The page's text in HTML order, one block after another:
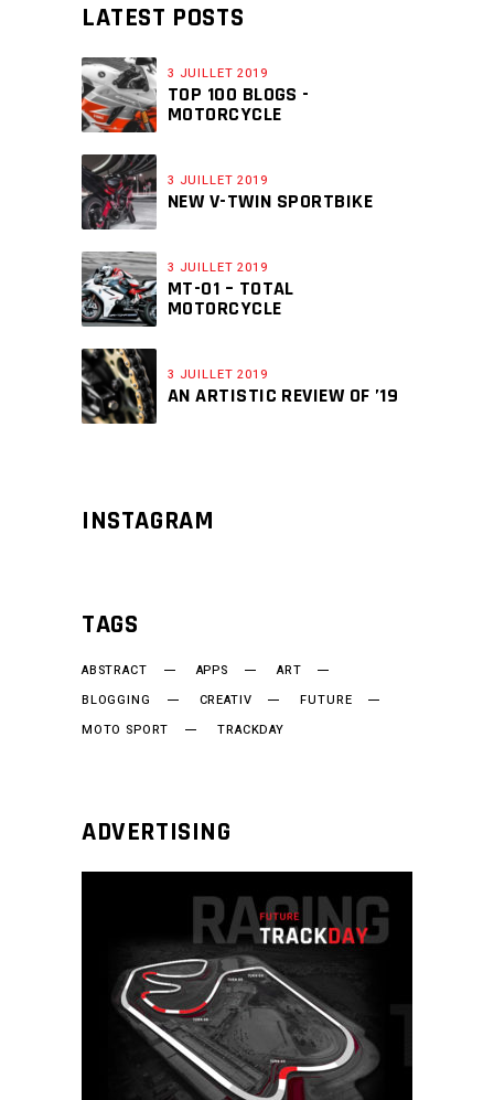
LATEST POSTS
3 JUILLET 2019
TOP 100 BLOGS -
MOTORCYCLE
3 JUILLET 2019
NEW V-TWIN SPORTBIKE
3 JUILLET 2019
MT-01 – TOTAL
MOTORCYCLE
3 JUILLET 2019
AN ARTISTIC REVIEW OF ’19
INSTAGRAM
TAGS
ABSTRACT APPS
ART
BLOGGING
CREATIV
FUTURE
MOTO SPORT
TRACKDAY
ADVERTISING